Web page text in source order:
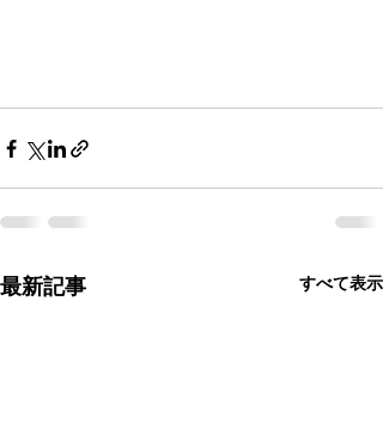
最新記事 すべて表示